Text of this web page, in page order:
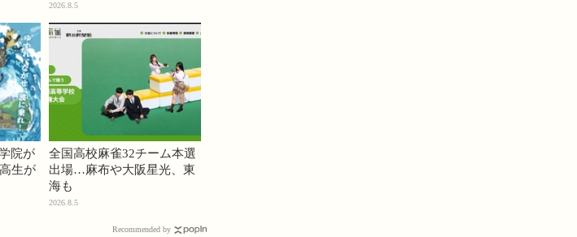
2026.8.5
院が
生が
全国高校麻雀32チーム本選
出場…麻布や大阪星光、東
海も
2026.8.5
Recommended by